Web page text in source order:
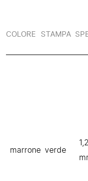
COLORE STAMPA
marrone verde